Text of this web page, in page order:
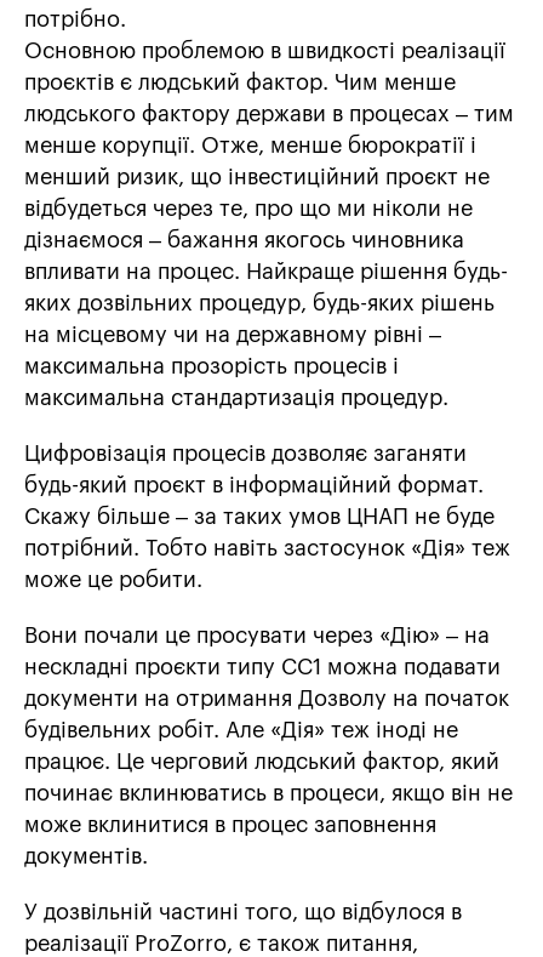
потрібно.
Основною проблемою в швидкості реалізації
проєктів є людський фактор. Чим менше
людського фактору держави в процесах – тим
менше корупції. Отже, менше бюрократії і
менший ризик, що інвестиційний проєкт не
відбудеться через те, про що ми ніколи не
дізнаємося – бажання якогось чиновника
впливати на процес. Найкраще рішення будь-
яких дозвільних процедур, будь-яких рішень
на місцевому чи на державному рівні –
максимальна прозорість процесів і
максимальна стандартизація процедур.
Цифровізація процесів дозволяє заганяти
будь-який проєкт в інформаційний формат.
Скажу більше – за таких умов ЦНАП не буде
потрібний. Тобто навіть застосунок «Дія» теж
може це робити.
Вони почали це просувати через «Дію» – на
нескладні проєкти типу СС1 можна подавати
документи на отримання Дозволу на початок
будівельних робіт. Але «Дія» теж іноді не
працює. Це черговий людський фактор, який
починає вклинюватись в процеси, якщо він не
може вклинитися в процес заповнення
документів.
У дозвільній частині того, що відбулося в
реалізації ProZorro, є також питання,